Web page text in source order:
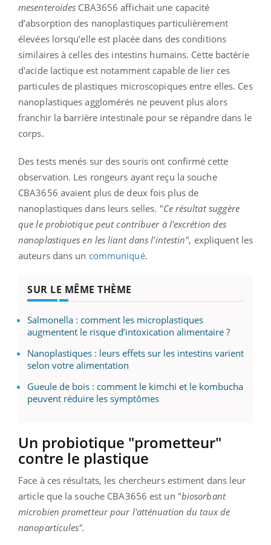
mesenteroides CBA3656 affichait une capacité
d’absorption des nanoplastiques particulièrement
élevées lorsqu’elle est placée dans des conditions
similaires à celles des intestins humains. Cette bactérie
d'acide lactique est notamment capable de lier ces
particules de plastiques microscopiques entre elles. Ces
nanoplastiques agglomérés ne peuvent plus alors
franchir la barrière intestinale pour se répandre dans le
corps.
Des tests menés sur des souris ont confirmé cette
observation. Les rongeurs ayant reçu la souche
CBA3656 avaient plus de deux fois plus de
nanoplastiques dans leurs selles. "Ce résultat suggère
que le probiotique peut contribuer à l'excrétion des
nanoplastiques en les liant dans l'intestin", expliquent les
auteurs dans un communiqué.
SUR LE MÊME THÈME
Salmonella : comment les microplastiques
augmentent le risque d’intoxication alimentaire ?
Nanoplastiques : leurs effets sur les intestins varient
selon votre alimentation
Gueule de bois : comment le kimchi et le kombucha
peuvent réduire les symptômes
Un probiotique "prometteur"
contre le plastique
Face à ces résultats, les chercheurs estiment dans leur
article que la souche CBA3656 est un "biosorbant
microbien prometteur pour l'atténuation du taux de
nanoparticules".